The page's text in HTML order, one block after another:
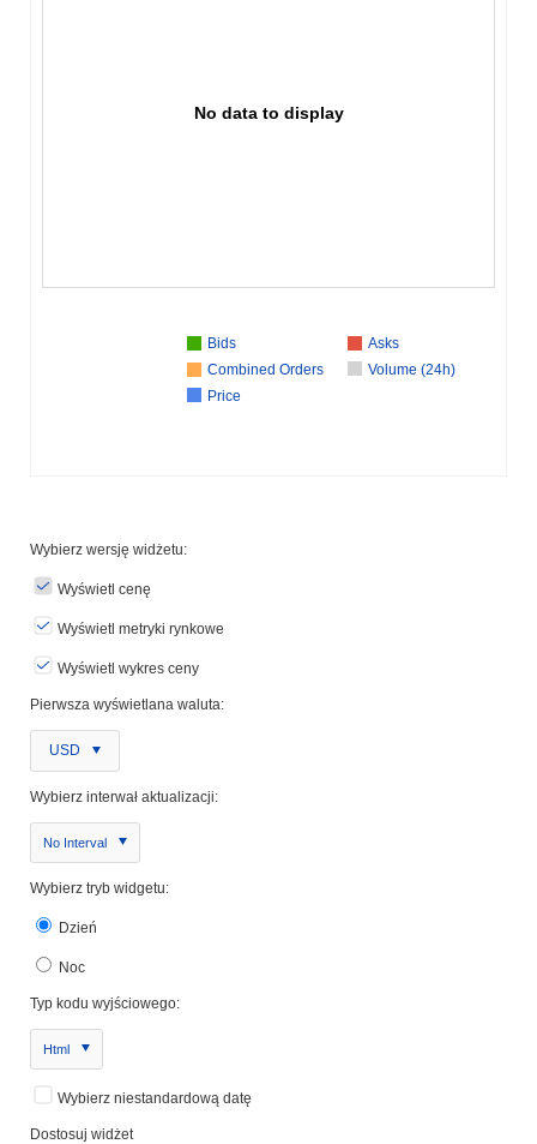
No data to display
Bids
Asks
Combined Orders
Volume (24h)
Price
Wybierz wersję widżetu:
Wyświetl cenę
Wyświetl metryki rynkowe
Wyświetl wykres ceny
Pierwsza wyświetlana waluta:
USD
Wybierz interwał aktualizacji:
No Interval
Wybierz tryb widgetu:
Dzień
Noc
Typ kodu wyjściowego:
Html
Wybierz niestandardową datę
Dostosuj widżet